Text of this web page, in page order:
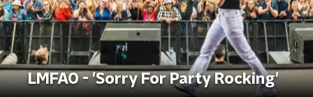
LMFAO - 'Sorry For Party Rocking'